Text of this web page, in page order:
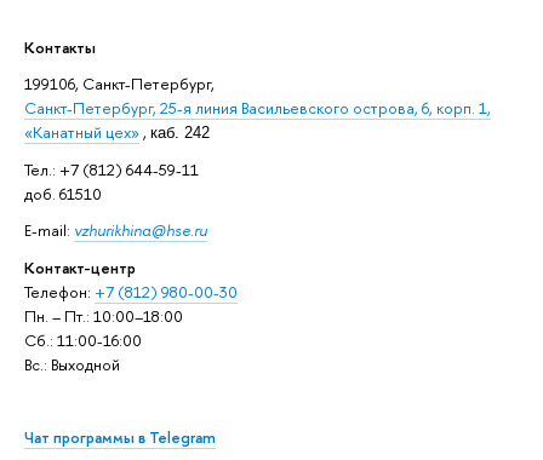
Контакты
199106, Санкт-Петербург,
Санкт-Петербург, 25-я линия Васильевского острова, 6, корп. 1,
«Канатный цех» , каб. 242
Тел.: +7 (812) 644-59-11
доб. 61510
E-mail: vzhurikhina@hse.ru
Контакт-центр
Телефон: +7 (812) 980-00-30
Пн. – Пт.: 10:00–18:00
Сб.: 11:00-16:00
Вс.: Выходной
Чат программы в Telegram